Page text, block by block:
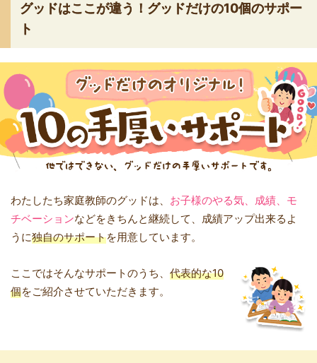
グッドはここが違う！グッドだけの10個のサポー
ト
わたしたち家庭教師のグッドは、 お子様のやる気、成績、モ
チベーションなどをきちんと継続して、成績アップ出来るよ
うに独自のサポートを用意しています。
ここではそんなサポートのうち、 代表的な10
個をご紹介させていただきます。